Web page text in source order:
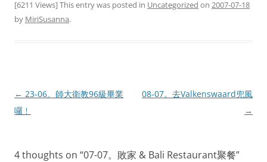
[6211 Views] This entry was posted in Uncategorized on 2007-07-18
by MiriSusanna.
Post
navigation
← 23-06。師大衛教96級畢業
囉﹗
08-07。去Valkenswaard兜風
→
4 thoughts on “07-07。敗家 & Bali Restaurant聚餐”